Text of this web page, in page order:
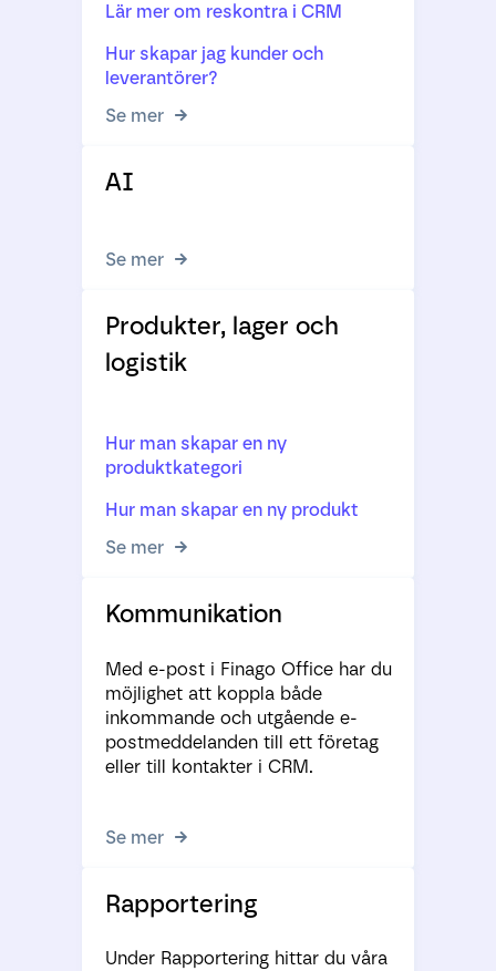
Lär mer om reskontra i CRM
Hur skapar jag kunder och
leverantörer?
Se mer
AI
Se mer
Produkter, lager och
logistik
Hur man skapar en ny
produktkategori
Hur man skapar en ny produkt
Se mer
Kommunikation
Med e-post i Finago Office har du
möjlighet att koppla både
inkommande och utgående e-
postmeddelanden till ett företag
eller till kontakter i CRM.
Se mer
Rapportering
Under Rapportering hittar du våra